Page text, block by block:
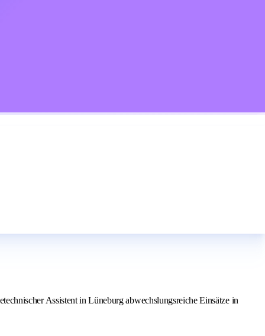
Assistent in Lüneburg abwechslungsreiche Einsätze in